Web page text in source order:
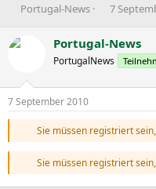
E
s
t
l
e
r
Portugal-News
E
t
e
l
a
m
7
Portugal-News
PortugalNews
7 September 2010
Sie müssen registriert
Sie müssen registriert